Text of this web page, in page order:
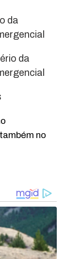
da
da
no